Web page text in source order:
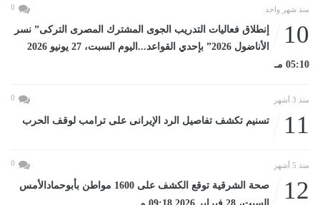
منذ شهر واحد 0
10
إنطلاق فعاليات التدريب الجوى المشترك المصرى التركى” نسر
الأناضول 2026” بإحدي القواعد...اليوم السبت، 27 يونيو 2026
05:10 مـ
منذ 3 أشهر 0
11 تسنيم تكشف تفاصيل الرد الإيرانى على ترامب لوقف الحرب
منذ 5 أشهر 0
12
صحة الشرقية توقع الكشف على 1600 مواطن بأبوحمادالأمس